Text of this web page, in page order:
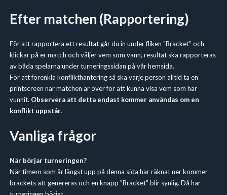
Efter matchen (Rapportering)
För att rapportera ett resultat går du in under fliken "Bracket" och
klickar på er match och väljer vem som vann, resultat ska rapporteras
av båda spelarna under turneringssidan på vår hemsida.
För att förenkla konflikthantering så ska varje person alltid ta en
printscreen när matchen är över för att kunna visa vem som har
vunnit. Observera att detta endast kommer användas om en
konflikt uppstår.
Vanliga frågor
När börjar turneringen?
När timern som är längst upp på denna sida har räknat ner kommer
brackets att genereras och en knapp "Bracket" blir synlig. Då har